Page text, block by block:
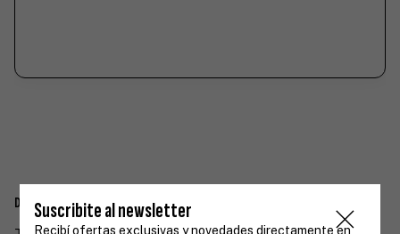
Descripción
Suscribite al newsletter
Recibí ofertas exclusivas y novedades directamente en